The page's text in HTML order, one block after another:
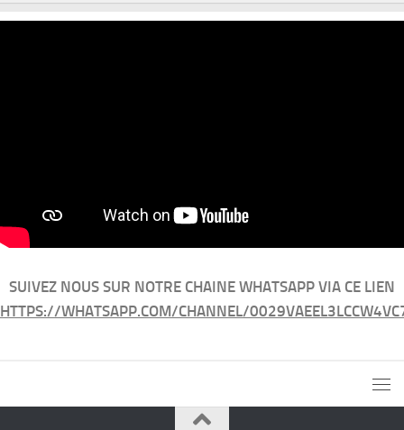
SUIVEZ NOUS SUR NOTRE CHAINE WHATSAPP VIA CE LIEN
HTTPS://WHATSAPP.COM/CHANNEL/